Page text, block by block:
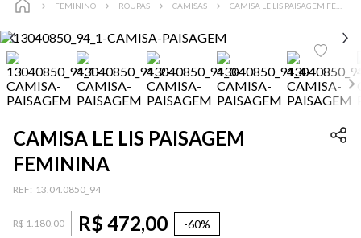
FRETE GRÁTIS*
BAIXE O APP
10% OFF NA PRIMEIRA COMPRA*
FEMININO ROUPAS CAMISAS
CAMISA LE LIS PAISAGEM
FEMININA
: 13.04.0850_94
R$1.180,00 R$ 472,00 -60%